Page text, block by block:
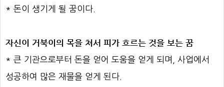
* 돈이 생기게 될 꿈이다.
자신이 거북이의 목을 쳐서 피가 흐르는 것을 보는 꿈
* 큰 기관으로부터 돈을 얻어 도움을 얻게 되며, 사업에서
성공하여 많은 재물을 얻게 된다.